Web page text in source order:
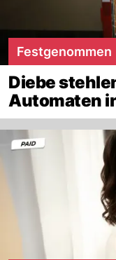
Festgenommen
Diebe
Automaten